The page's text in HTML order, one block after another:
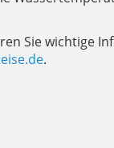
Sie wichtige
.